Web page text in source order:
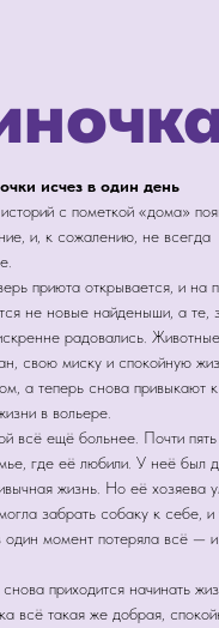
исчез в один день
с пометкой «дома»
и, к сожалению, не всегда
приюта открывается, и на
не новые найденыши, а те,
радовались.
свою миску и спокойную
а теперь снова привыкают
в вольере.
всё ещё больнее. Почти
где её любили. У неё был
жизнь. Но её хозяева
забрать собаку к себе, и
один момент потеряла всё —
приходится начинать
всё такая же добрая,